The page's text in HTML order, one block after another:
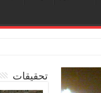
تحقيقات